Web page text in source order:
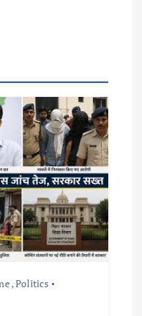
,Politics